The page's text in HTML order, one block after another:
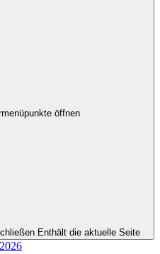
öffnen
Enthält die aktuelle Seite